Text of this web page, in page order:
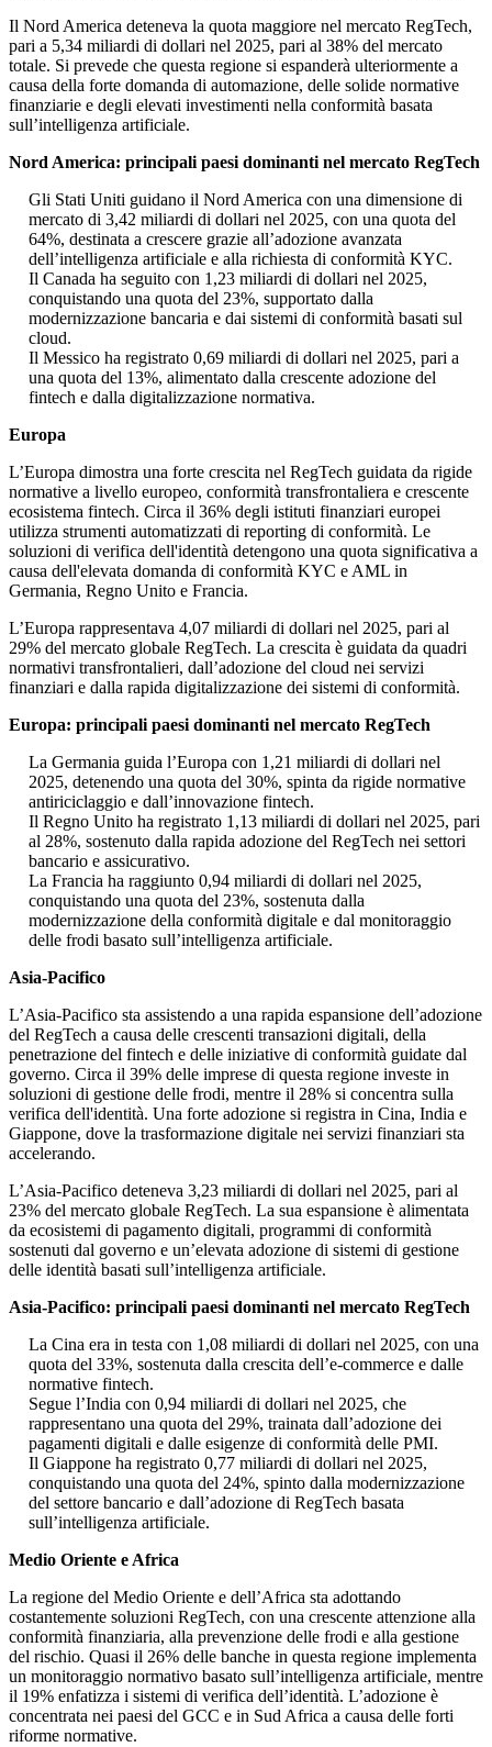
Il Nord America deteneva la quota maggiore nel mercato RegTech,
pari a 5,34 miliardi di dollari nel 2025, pari al 38% del mercato
totale. Si prevede che questa regione si espanderà ulteriormente a
causa della forte domanda di automazione, delle solide normative
finanziarie e degli elevati investimenti nella conformità basata
sull’intelligenza artificiale.
Nord America: principali paesi dominanti nel mercato RegTech
Gli Stati Uniti guidano il Nord America con una dimensione di
mercato di 3,42 miliardi di dollari nel 2025, con una quota del
64%, destinata a crescere grazie all’adozione avanzata
dell’intelligenza artificiale e alla richiesta di conformità KYC.
Il Canada ha seguito con 1,23 miliardi di dollari nel 2025,
conquistando una quota del 23%, supportato dalla
modernizzazione bancaria e dai sistemi di conformità basati sul
cloud.
Il Messico ha registrato 0,69 miliardi di dollari nel 2025, pari a
una quota del 13%, alimentato dalla crescente adozione del
fintech e dalla digitalizzazione normativa.
Europa
L’Europa dimostra una forte crescita nel RegTech guidata da rigide
normative a livello europeo, conformità transfrontaliera e crescente
ecosistema fintech. Circa il 36% degli istituti finanziari europei
utilizza strumenti automatizzati di reporting di conformità. Le
soluzioni di verifica dell'identità detengono una quota significativa a
causa dell'elevata domanda di conformità KYC e AML in
Germania, Regno Unito e Francia.
L’Europa rappresentava 4,07 miliardi di dollari nel 2025, pari al
29% del mercato globale RegTech. La crescita è guidata da quadri
normativi transfrontalieri, dall’adozione del cloud nei servizi
finanziari e dalla rapida digitalizzazione dei sistemi di conformità.
Europa: principali paesi dominanti nel mercato RegTech
La Germania guida l’Europa con 1,21 miliardi di dollari nel
2025, detenendo una quota del 30%, spinta da rigide normative
antiriciclaggio e dall’innovazione fintech.
Il Regno Unito ha registrato 1,13 miliardi di dollari nel 2025, pari
al 28%, sostenuto dalla rapida adozione del RegTech nei settori
bancario e assicurativo.
La Francia ha raggiunto 0,94 miliardi di dollari nel 2025,
conquistando una quota del 23%, sostenuta dalla
modernizzazione della conformità digitale e dal monitoraggio
delle frodi basato sull’intelligenza artificiale.
Asia-Pacifico
L’Asia-Pacifico sta assistendo a una rapida espansione dell’adozione
del RegTech a causa delle crescenti transazioni digitali, della
penetrazione del fintech e delle iniziative di conformità guidate dal
governo. Circa il 39% delle imprese di questa regione investe in
soluzioni di gestione delle frodi, mentre il 28% si concentra sulla
verifica dell'identità. Una forte adozione si registra in Cina, India e
Giappone, dove la trasformazione digitale nei servizi finanziari sta
accelerando.
L’Asia-Pacifico deteneva 3,23 miliardi di dollari nel 2025, pari al
23% del mercato globale RegTech. La sua espansione è alimentata
da ecosistemi di pagamento digitali, programmi di conformità
sostenuti dal governo e un’elevata adozione di sistemi di gestione
delle identità basati sull’intelligenza artificiale.
Asia-Pacifico: principali paesi dominanti nel mercato RegTech
La Cina era in testa con 1,08 miliardi di dollari nel 2025, con una
quota del 33%, sostenuta dalla crescita dell’e-commerce e dalle
normative fintech.
Segue l’India con 0,94 miliardi di dollari nel 2025, che
rappresentano una quota del 29%, trainata dall’adozione dei
pagamenti digitali e dalle esigenze di conformità delle PMI.
Il Giappone ha registrato 0,77 miliardi di dollari nel 2025,
conquistando una quota del 24%, spinto dalla modernizzazione
del settore bancario e dall’adozione di RegTech basata
sull’intelligenza artificiale.
Medio Oriente e Africa
La regione del Medio Oriente e dell’Africa sta adottando
costantemente soluzioni RegTech, con una crescente attenzione alla
conformità finanziaria, alla prevenzione delle frodi e alla gestione
del rischio. Quasi il 26% delle banche in questa regione implementa
un monitoraggio normativo basato sull’intelligenza artificiale, mentre
il 19% enfatizza i sistemi di verifica dell’identità. L’adozione è
concentrata nei paesi del GCC e in Sud Africa a causa delle forti
riforme normative.